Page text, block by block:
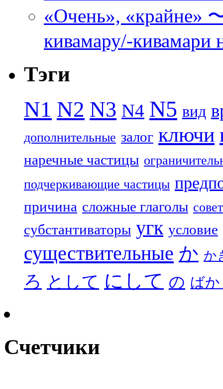
«Очень», «крайне»
кивамару/-кивамари
Тэги
N1 N2 N3 N4 N5 вид
дополнительные залог ключи
наречные частицы
подчеркивающие частицы
причина сложные глаголы совет
субстантиваторы угк условие
существительные か か
ろ として にして の ば
Счетчики